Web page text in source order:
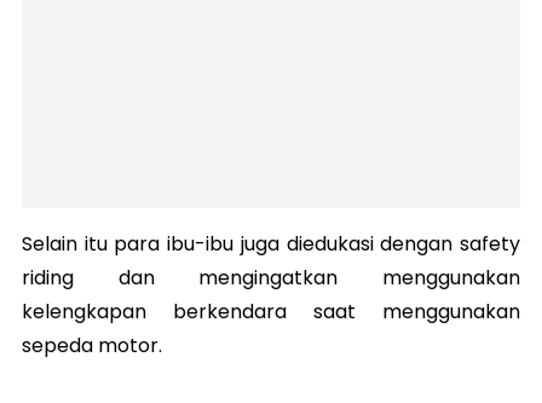
Selain itu para ibu-ibu juga diedukasi dengan safety
riding dan mengingatkan menggunakan
kelengkapan berkendara saat menggunakan
sepeda motor.